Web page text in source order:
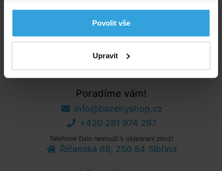
Povolit vše
Upravit
Poradíme vám!
info@bazenyshop.cz
+420 281 974 297
Telefonní číslo neslouží k objednaní zboží
Říčanská 69, 250 84 Sibřina